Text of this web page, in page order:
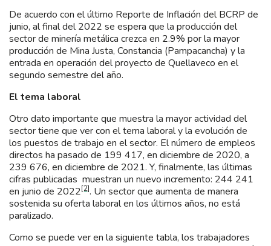
De acuerdo con el último Reporte de Inflación del BCRP de
junio, al final del 2022 se espera que la producción del
sector de minería metálica crezca en 2.9% por la mayor
producción de Mina Justa, Constancia (Pampacancha) y la
entrada en operación del proyecto de Quellaveco en el
segundo semestre del año.
El tema laboral
Otro dato importante que muestra la mayor actividad del
sector tiene que ver con el tema laboral y la evolución de
los puestos de trabajo en el sector. El número de empleos
directos ha pasado de 199 417, en diciembre de 2020, a
239 676, en diciembre de 2021. Y, finalmente, las últimas
cifras publicadas muestran un nuevo incremento: 244 241
en junio de 2022[2]. Un sector que aumenta de manera
sostenida su oferta laboral en los últimos años, no está
paralizado.
Como se puede ver en la siguiente tabla, los trabajadores